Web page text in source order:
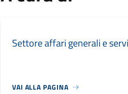
Settore affari generali e
VAI ALLA PAGINA